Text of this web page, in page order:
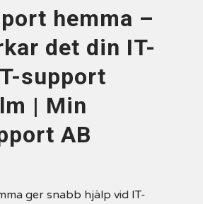
hemma –
det din IT-
support
| Min
AB
ger snabb hjälp vid IT-